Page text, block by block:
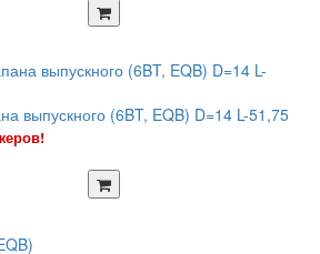
выпускного (6BT, EQB) D=14 L-51,75